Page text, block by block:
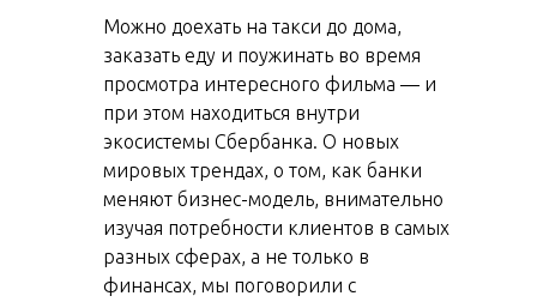
Можно доехать на такси до дома,
заказать еду и поужинать во время
просмотра интересного фильма — и
при этом находиться внутри
экосистемы Сбербанка. О новых
мировых трендах, о том, как банки
меняют бизнес-модель, внимательно
изучая потребности клиентов в самых
разных сферах, а не только в
финансах, мы поговорили с